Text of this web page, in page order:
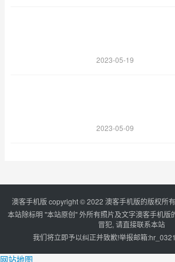
2023-05-19
2023-05-09
澳客手机版 copyright © 2022 澳客手机版的版权所
本站除标明 "本站原创" 外所有照片及文字澳客手机版
冒犯, 请直接联系本站
我们将立即予以纠正并致歉!举报邮箱:
网站地图